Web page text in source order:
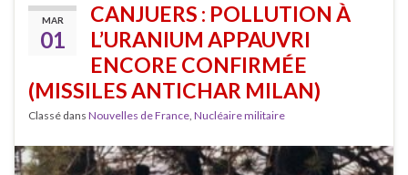
MAR
01
CANJUERS : POLLUTION À
L’URANIUM APPAUVRI
ENCORE CONFIRMÉE
(MISSILES ANTICHAR MILAN)
Classé dans Nouvelles de France, Nucléaire militaire